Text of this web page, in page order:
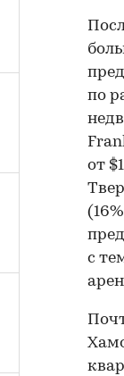
по
от
с